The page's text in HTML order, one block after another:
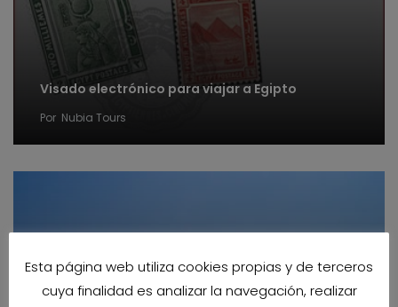
Visado electrónico para viajar a Egipto
Por Nubia Tours
Esta página web utiliza cookies propias y de terceros
cuya finalidad es analizar la navegación, realizar